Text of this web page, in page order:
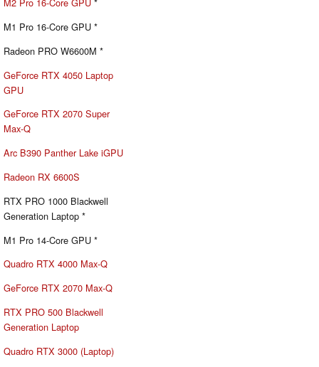
M1 Pro 16-Core GPU *
Radeon PRO W6600M *
GeForce RTX 4050 Laptop
GPU
GeForce RTX 2070 Super
Max-Q
Arc B390 Panther Lake iGPU
Radeon RX 6600S
RTX PRO 1000 Blackwell
Generation Laptop *
M1 Pro 14-Core GPU *
Quadro RTX 4000 Max-Q
GeForce RTX 2070 Max-Q
RTX PRO 500 Blackwell
Generation Laptop
Quadro RTX 3000 (Laptop)